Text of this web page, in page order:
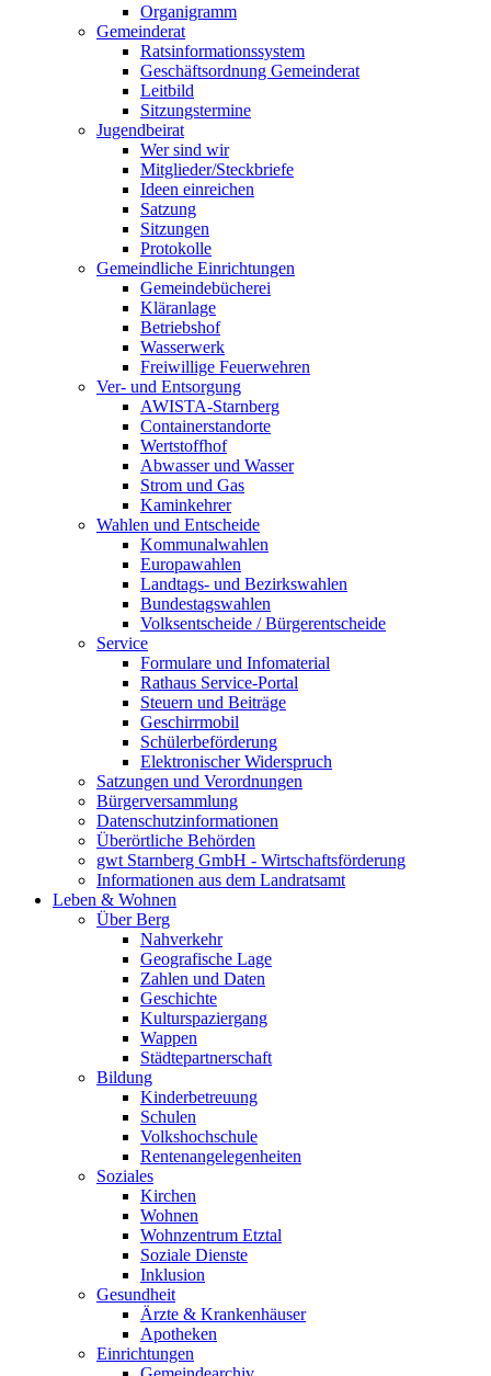
Organigramm
Gemeinderat
Ratsinformationssystem
Geschäftsordnung Gemeinderat
Leitbild
Sitzungstermine
Jugendbeirat
Wer sind wir
Mitglieder/Steckbriefe
Ideen einreichen
Satzung
Sitzungen
Protokolle
Gemeindliche Einrichtungen
Gemeindebücherei
Kläranlage
Betriebshof
Wasserwerk
Freiwillige Feuerwehren
Ver- und Entsorgung
AWISTA-Starnberg
Containerstandorte
Wertstoffhof
Abwasser und Wasser
Strom und Gas
Kaminkehrer
Wahlen und Entscheide
Kommunalwahlen
Europawahlen
Landtags- und Bezirkswahlen
Bundestagswahlen
Volksentscheide / Bürgerentscheide
Service
Formulare und Infomaterial
Rathaus Service-Portal
Steuern und Beiträge
Geschirrmobil
Schülerbeförderung
Elektronischer Widerspruch
Satzungen und Verordnungen
Bürgerversammlung
Datenschutzinformationen
Überörtliche Behörden
gwt Starnberg GmbH - Wirtschaftsförderung
Informationen aus dem Landratsamt
Leben & Wohnen
Über Berg
Nahverkehr
Geografische Lage
Zahlen und Daten
Geschichte
Kulturspaziergang
Wappen
Städtepartnerschaft
Bildung
Kinderbetreuung
Schulen
Volkshochschule
Rentenangelegenheiten
Soziales
Kirchen
Wohnen
Wohnzentrum Etztal
Soziale Dienste
Inklusion
Gesundheit
Ärzte & Krankenhäuser
Apotheken
Einrichtungen